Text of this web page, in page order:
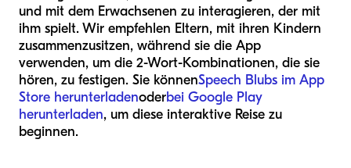
und mit dem Erwachsenen zu interagieren, der mit
ihm spielt. Wir empfehlen Eltern, mit ihren Kindern
zusammenzusitzen, während sie die App
verwenden, um die 2-Wort-Kombinationen, die sie
hören, zu festigen. Sie könnenSpeech Blubs im App
Store herunterladenoderbei Google Play
herunterladen, um diese interaktive Reise zu
beginnen.